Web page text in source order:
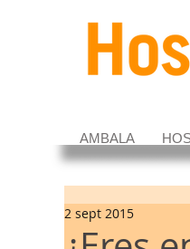
AMBALA
2 sept 2015